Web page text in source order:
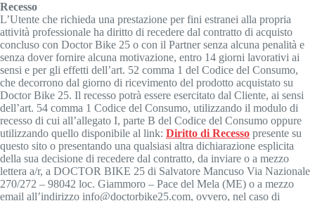
Recesso
L’Utente che richieda una prestazione per fini estranei alla propria
attività professionale ha diritto di recedere dal contratto di acquisto
concluso con Doctor Bike 25 o con il Partner senza alcuna penalità e
senza dover fornire alcuna motivazione, entro 14 giorni lavorativi ai
sensi e per gli effetti dell’art. 52 comma 1 del Codice del Consumo,
che decorrono dal giorno di ricevimento del prodotto acquistato su
Doctor Bike 25. Il recesso potrà essere esercitato dal Cliente, ai sensi
dell’art. 54 comma 1 Codice del Consumo, utilizzando il modulo di
recesso di cui all’allegato I, parte B del Codice del Consumo oppure
utilizzando quello disponibile al link: Diritto di Recesso presente su
questo sito o presentando una qualsiasi altra dichiarazione esplicita
della sua decisione di recedere dal contratto, da inviare o a mezzo
lettera a/r, a DOCTOR BIKE 25 di Salvatore Mancuso Via Nazionale
270/272 – 98042 loc. Giammoro – Pace del Mela (ME) o a mezzo
email all’indirizzo info@doctorbike25.com, ovvero, nel caso di